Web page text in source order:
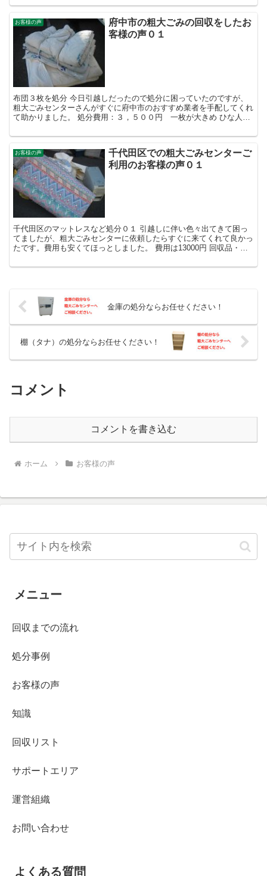
お客様の声
府中市の粗大ごみの回収をしたお
客様の声０１
布団３枚を処分 今日引越しだったので処分に困っていたのですが、
粗大ごみセンターさんがすぐに府中市のおすすめ業者を手配してくれ
て助かりました。 処分費用：３，５００円 一枚が大きめ ひな人形
お客様の声
千代田区での粗大ごみセンターご
利用のお客様の声０１
千代田区のマットレスなど処分０１ 引越しに伴い色々出てきて困っ
てましたが、粗大ごみセンターに依頼したらすぐに来てくれて良かっ
たです。費用も安くてほっとしました。 費用は13000円 回収品・マ
金庫の処分ならお任せください！
棚（タナ）の処分ならお任せください！
コメント
コメントを書き込む
ホーム お客様の声
メニュー
回収までの流れ
処分事例
お客様の声
知識
回収リスト
サポートエリア
運営組織
お問い合わせ
よくある質問